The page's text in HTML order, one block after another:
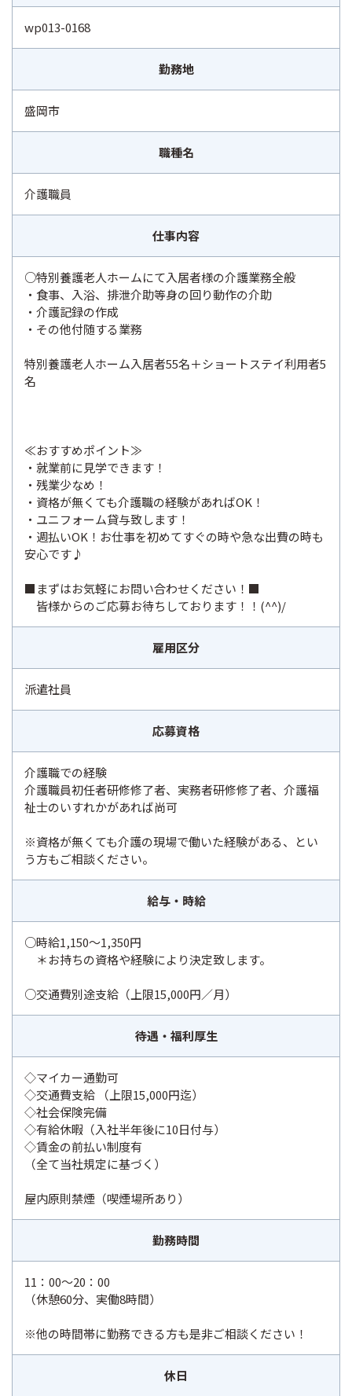
wp013-0168
勤務地
盛岡市
職種名
介護職員
仕事内容
○特別養護老人ホームにて入居者様の介護業務全般
・食事、入浴、排泄介助等身の回り動作の介助
・介護記録の作成
・その他付随する業務
特別養護老人ホーム入居者55名＋ショートステイ利用者5
名
≪おすすめポイント≫
・就業前に見学できます！
・残業少なめ！
・資格が無くても介護職の経験があればOK！
・ユニフォーム貸与致します！
・週払いOK！お仕事を初めてすぐの時や急な出費の時も
安心です♪
■まずはお気軽にお問い合わせください！■
皆様からのご応募お待ちしております！！(^^)/
雇用区分
派遣社員
応募資格
介護職での経験
介護職員初任者研修修了者、実務者研修修了者、介護福
祉士のいすれかがあれば尚可
※資格が無くても介護の現場で働いた経験がある、とい
う方もご相談ください。
給与・時給
○時給1,150～1,350円
＊お持ちの資格や経験により決定致します。
○交通費別途支給（上限15,000円／月）
待遇・福利厚生
◇マイカー通勤可
◇交通費支給 （上限15,000円迄）
◇社会保険完備
◇有給休暇（入社半年後に10日付与）
◇賃金の前払い制度有
（全て当社規定に基づく）
屋内原則禁煙（喫煙場所あり）
勤務時間
11：00～20：00
（休憩60分、実働8時間）
※他の時間帯に勤務できる方も是非ご相談ください！
休日